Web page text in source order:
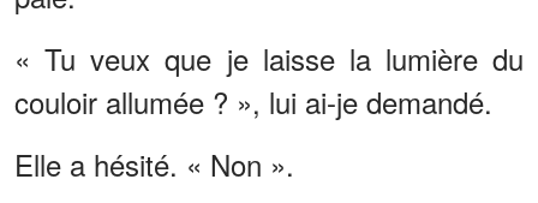
« Tu veux que je laisse la lumière du
couloir allumée ? », lui ai-je demandé.
Elle a hésité. « Non ».